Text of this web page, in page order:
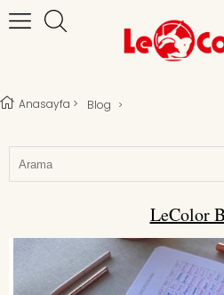
Anasayfa > Blog >
LeColor